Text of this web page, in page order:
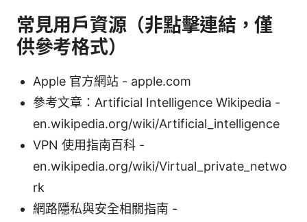
常見用戶資源（非點擊連結，僅
供參考格式）
Apple 官方網站 - apple.com
參考文章：Artificial Intelligence Wikipedia -
en.wikipedia.org/wiki/Artificial_intelligence
VPN 使用指南百科 -
en.wikipedia.org/wiki/Virtual_private_netwo
rk
網路隱私與安全相關指南 -